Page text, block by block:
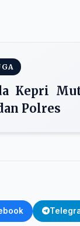
Kepri
Polres